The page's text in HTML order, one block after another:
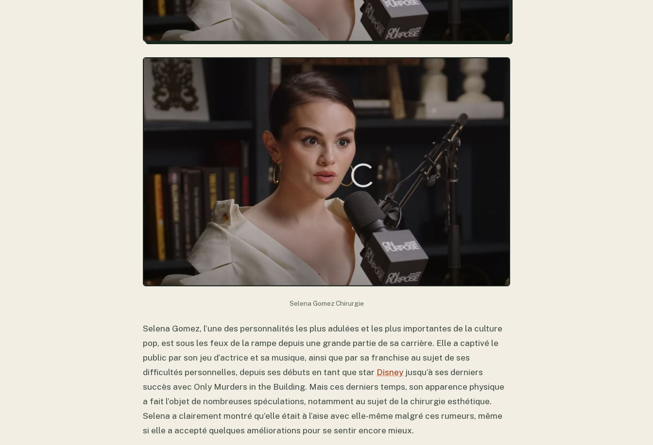
Selena Gomez Chirurgie
Selena Gomez, l’une des personnalités les plus adulées et les plus importantes de la culture
pop, est sous les feux de la rampe depuis une grande partie de sa carrière. Elle a captivé le
public par son jeu d’actrice et sa musique, ainsi que par sa franchise au sujet de ses
difficultés personnelles, depuis ses débuts en tant que star Disney jusqu’à ses derniers
succès avec Only Murders in the Building. Mais ces derniers temps, son apparence physique
a fait l’objet de nombreuses spéculations, notamment au sujet de la chirurgie esthétique.
Selena a clairement montré qu’elle était à l’aise avec elle-même malgré ces rumeurs, même
si elle a accepté quelques améliorations pour se sentir encore mieux.